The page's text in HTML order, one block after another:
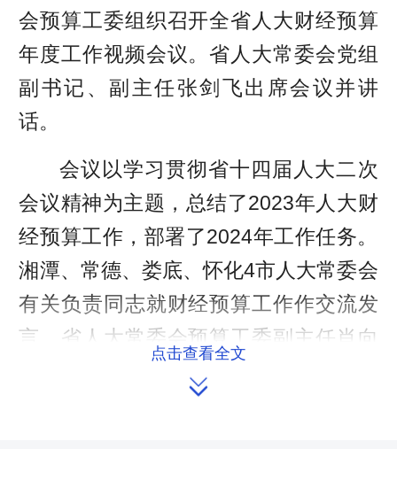
会预算工委组织召开全省人大财经预算
年度工作视频会议。省人大常委会党组
副书记、副主任张剑飞出席会议并讲
话。
会议以学习贯彻省十四届人大二次
会议精神为主题，总结了2023年人大财
经预算工作，部署了2024年工作任务。
湘潭、常德、娄底、怀化4市人大常委会
有关负责同志就财经预算工作作交流发
言，省人大常委会预算工委副主任肖向
叉检查情况，省人大财经委副主任委
点击查看全文
